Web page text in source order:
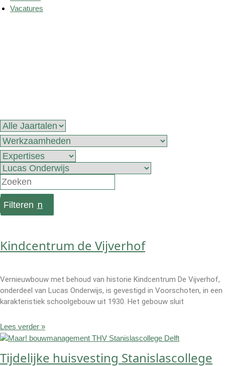
Vacatures
Wissen
Kindcentrum de Vijverhof
Vernieuwbouw met behoud van historie Kindcentrum De Vijverhof,
onderdeel van Lucas Onderwijs, is gevestigd in Voorschoten, in een
karakteristiek schoolgebouw uit 1930. Het gebouw sluit
Lees verder »
Tijdelijke huisvesting Stanislascollege